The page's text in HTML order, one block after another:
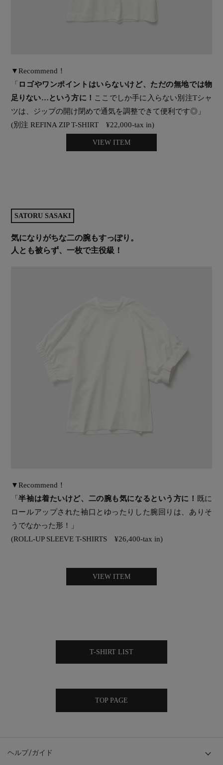
▼Recommend！
「 ロゴやワンポイントはいらないけど、ただの無地では物
足りない…という方に！ ここでしか手に入らない別注Tシャ
ツは、ジップの開け閉めで通気を調整できて便利です◎」
(別注 REFINA ZIP T-SHIRT ¥22,000-tax in)
VIEW ITEM
SATORU SASAKI
気になりがちな二の腕もすっぽり。
人とも被らず、一枚で主役級！
▼Recommend！
「半袖は着たいけど、二の腕も気になるという方に！ 既に
ロールアップされた袖口とゆったりした腕回りは、ありそ
うでなかった形！」
(ROLL-UP SLEEVE T-SHIRTS ¥26,400-tax in)
VIEW ITEM
T-SHIRT LIST
TOP PAGE
ヘルプ/ガイド